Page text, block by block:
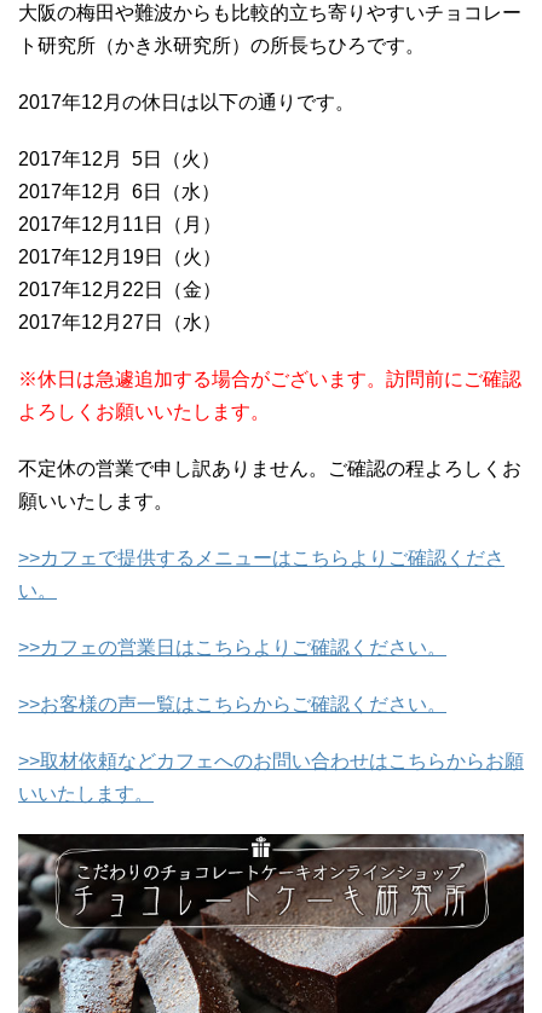
大阪の梅田や難波からも比較的立ち寄りやすいチョコレー
ト研究所（かき氷研究所）の所長ちひろです。
2017年12月の休日は以下の通りです。
2017年12月 5日（火）
2017年12月 6日（水）
2017年12月11日（月）
2017年12月19日（火）
2017年12月22日（金）
2017年12月27日（水）
※休日は急遽追加する場合がございます。訪問前にご確認
よろしくお願いいたします。
不定休の営業で申し訳ありません。ご確認の程よろしくお
願いいたします。
>>カフェで提供するメニューはこちらよりご確認くださ
い。
>>カフェの営業日はこちらよりご確認ください。
>>お客様の声一覧はこちらからご確認ください。
>>取材依頼などカフェへのお問い合わせはこちらからお願
いいたします。